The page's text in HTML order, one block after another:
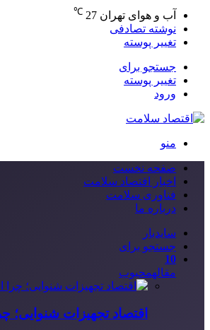
آب و هوای تهران 27
℃
نوشته تصادفی
تغییر پوسته
جستجو برای
تغییر پوسته
ورود
منو
صفحه نخست
اخبار اقتصاد سلامت
فناوری سلامت
درباره ما
سایدبار
جستجو برای
10
مقالهمحبوب
اقتصاد تجهیزات شنوایی؛